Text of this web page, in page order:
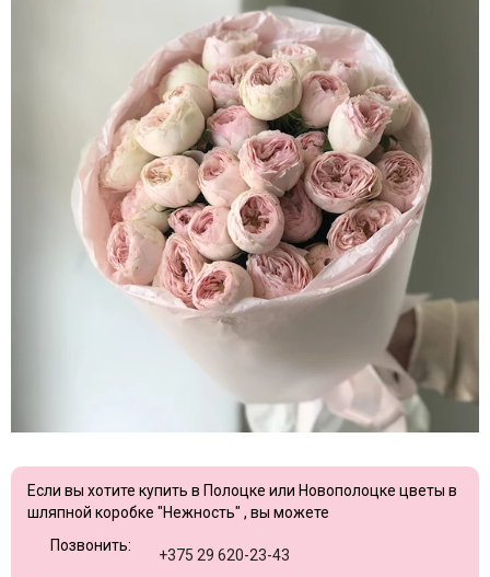
Если вы хотите купить в Полоцке или Новополоцке цветы в
шляпной коробке "Нежность" , вы можете
Позвонить:
+375 29 620-23-43